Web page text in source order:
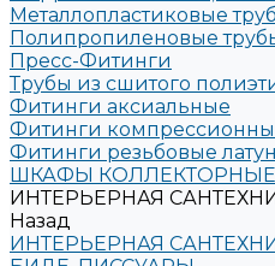
Металлопластиковые
Полипропиленовые
Пресс-Фитинги
Трубы из сшитого
Фитинги аксиальные
Фитинги
Фитинги резьбовые
ШКАФЫ КОЛЛЕКТОРНЫЕ
ИНТЕРЬЕРНАЯ
Назад
ИНТЕРЬЕРНАЯ